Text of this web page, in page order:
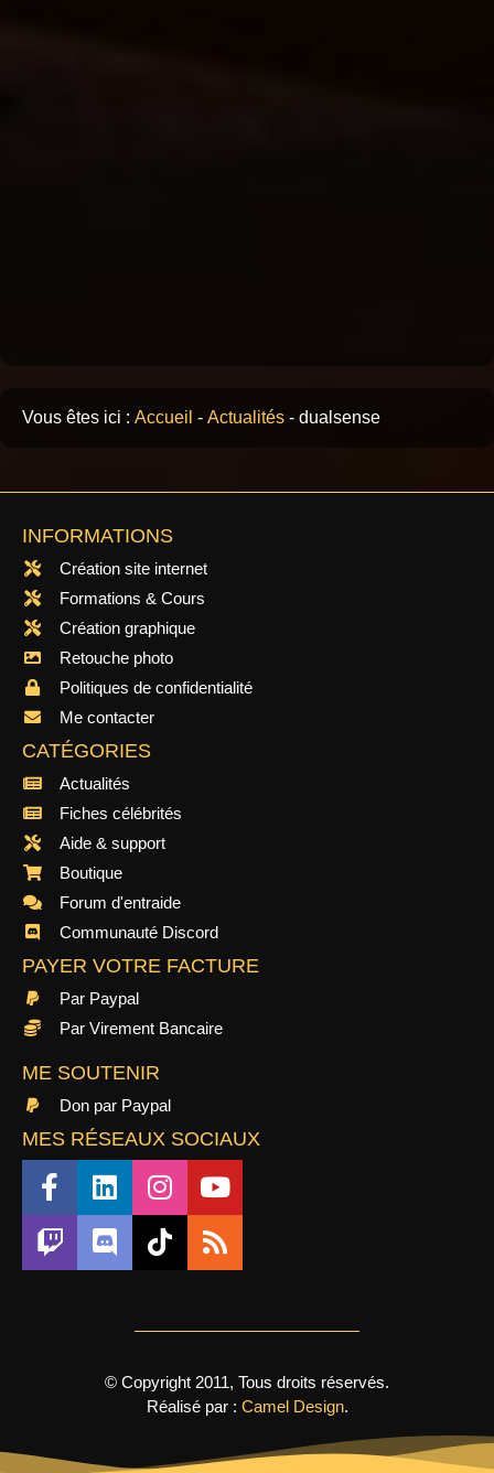
Vous êtes ici : Accueil - Actualités - dualsense
INFORMATIONS
Création site internet
Formations & Cours
Création graphique
Retouche photo
Politiques de confidentialité
Me contacter
CATÉGORIES
Actualités
Fiches célébrités
Aide & support
Boutique
Forum d'entraide
Communauté Discord
PAYER VOTRE FACTURE
Par Paypal
Par Virement Bancaire
ME SOUTENIR
Don par Paypal
MES RÉSEAUX SOCIAUX
© Copyright 2011, Tous droits réservés.
Réalisé par : Camel Design.